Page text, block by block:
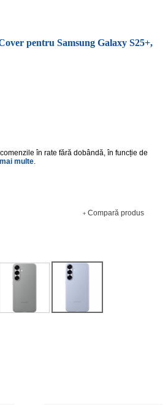
pentru Samsung Galaxy S25+,
în rate fără dobândă, în funcție de
multe.
Compară produs